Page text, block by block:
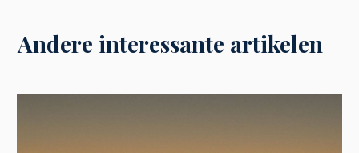
Andere interessante artikelen